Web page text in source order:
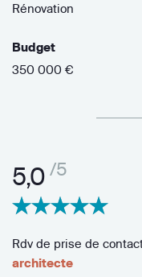
Rénovation
Budget
350 000 €
5,0 /5
Rdv de prise de
architecte